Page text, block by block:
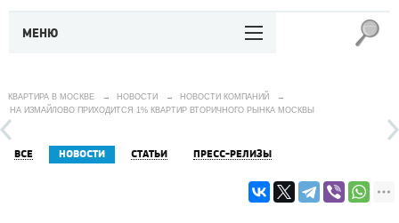
МЕНЮ
КВАРТИРА В МОСКВЕ → НОВОСТИ → НОВОСТИ КОМПАНИЙ
→
НА ИЗМАЙЛОВО ПРИХОДИТСЯ 1% КВАРТИР ВТОРИЧНОГО РЫНКА МОСКВЫ
ВСЕ НОВОСТИ СТАТЬИ ПРЕСС-РЕЛИЗЫ